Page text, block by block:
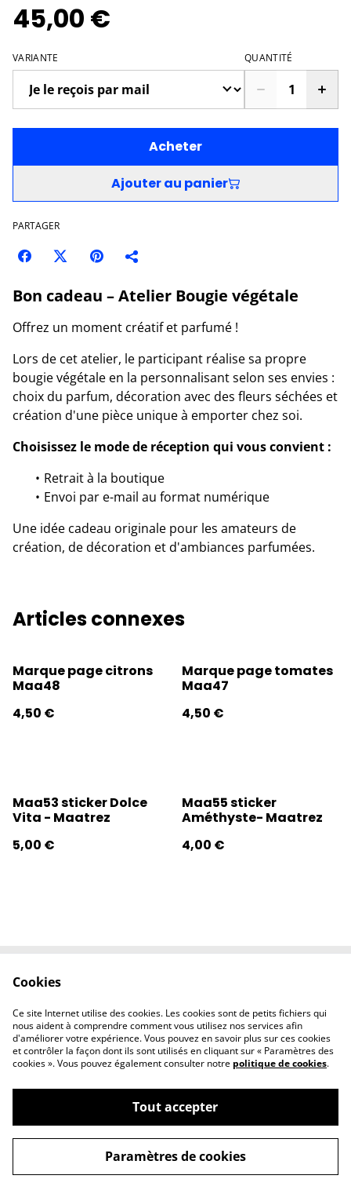
45,00 €
VARIANTE QUANTITÉ
Acheter
Ajouter au panier
PARTAGER
Bon cadeau – Atelier Bougie végétale
Offrez un moment créatif et parfumé !
Lors de cet atelier, le participant réalise sa propre
bougie végétale en la personnalisant selon ses envies :
choix du parfum, décoration avec des fleurs séchées et
création d'une pièce unique à emporter chez soi.
Choisissez le mode de réception qui vous convient :
Retrait à la boutique
Envoi par e-mail au format numérique
Une idée cadeau originale pour les amateurs de
création, de décoration et d'ambiances parfumées.
Articles connexes
Marque page citrons
Maa48
4,50 €
Marque page tomates
Maa47
4,50 €
Maa53 sticker Dolce
Vita - Maatrez
5,00 €
Maa55 sticker
Améthyste- Maatrez
4,00 €
Contactez-nous
Politique de
confidentialité
Politique de
cookies
©2026l'éclipse
powered by
Cookies
Ce site Internet utilise des cookies. Les cookies sont de petits fichiers qui
nous aident à comprendre comment vous utilisez nos services afin
d'améliorer votre expérience. Vous pouvez en savoir plus sur ces cookies
et contrôler la façon dont ils sont utilisés en cliquant sur « Paramètres des
cookies ». Vous pouvez également consulter notre politique de cookies.
Tout accepter
Paramètres de cookies